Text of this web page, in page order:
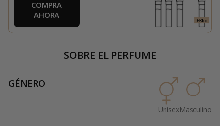
COMPRA
AHORA
SOBRE EL PERFUME
GÉNERO
UnisexMasculino